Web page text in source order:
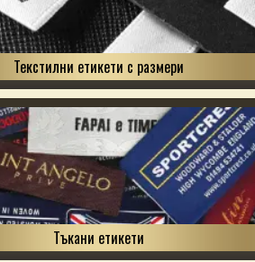
Текстилни етикети с размери
Тъкани етикети